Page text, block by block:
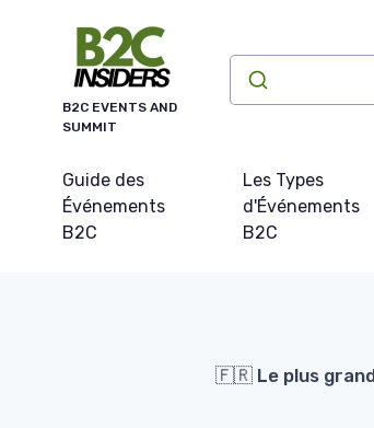
B2C EVENTS AND
SUMMIT
Guide des
Événements
B2C
Les Types
d'Événements
B2C
🇫🇷 Le plus